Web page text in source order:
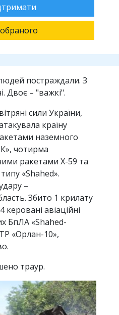
постраждали. З
Двоє – "важкі".
сили України,
країну
наземного
чотирма
ракетами Х-59 та
«Shahed».
–
Збито 1 крилату
керовані авіаційні
БпЛА «Shahed-
«Орлан-10»,
траур.